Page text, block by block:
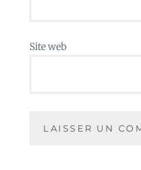
Site web